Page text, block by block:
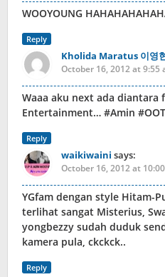
WOOYOUNG
Reply
Kholida Maratus 이영
October 16, 2012 at 9:55
Waaa aku next ada
Entertainment… #Amin
Reply
waikiwaini says:
October 16, 2012 at
YGfam dengan style Hitam-
terlihat sangat Misterius,
yongbezzy sudah duduk
kamera pula, ckckck..
Reply